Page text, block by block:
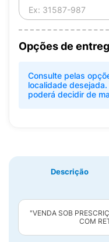
Opções de
Consulte pelas
localidade
poderá decidir de
Descrição
"VENDA SOB
COM